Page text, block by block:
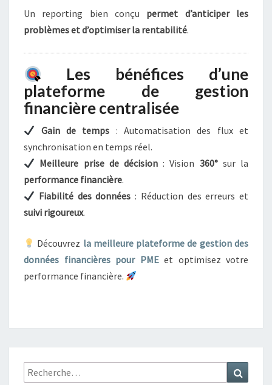
Un reporting bien conçu permet d’anticiper les
problèmes et d’optimiser la rentabilité.
Les bénéfices d’une
plateforme de gestion
financière centralisée
Gain de temps : Automatisation des flux et
synchronisation en temps réel.
Meilleure prise de décision : Vision 360°sur la
performance financière.
Fiabilité des données : Réduction des erreurs et
suivi rigoureux.
Découvrez la meilleure plateforme de gestion des
données financières pour PMEet optimisez votre
performance financière.
Rechercher :